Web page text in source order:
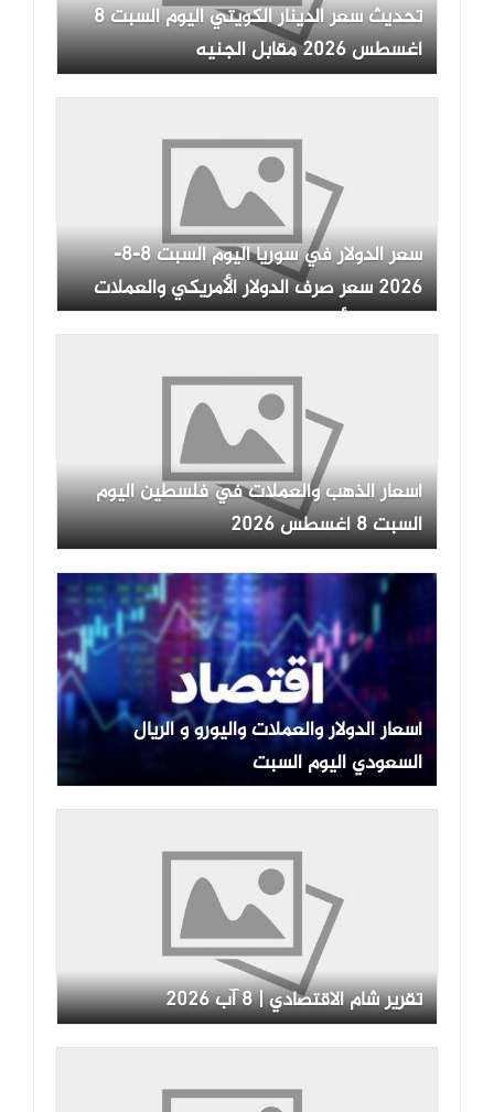
تحديث سعر الدينار الكويتي اليوم السبت 8
أغسطس 2026 مقابل الجنيه
سعر الدولار في سوريا اليوم السبت 8-8-
2026 سعر صرف الدولار الأمريكي والعملات
العربية والأجنبية في السوق الموازية
أسعار الذهب والعملات في فلسطين اليوم
السبت 8 أغسطس 2026
أسعار الدولار والعملات واليورو و الريال
السعودي اليوم السبت
تقرير شام الاقتصادي | 8 آب 2026